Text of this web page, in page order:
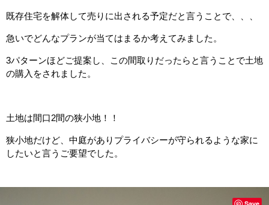
既存住宅を解体して売りに出される予定だと言うことで、、、
急いでどんなプランが当てはまるか考えてみました。
3パターンほどご提案し、この間取りだったらと言うことで土地
の購入をされました。
土地は間口2間の狭小地！！
狭小地だけど、中庭がありプライバシーが守られるような家に
したいと言うご要望でした。